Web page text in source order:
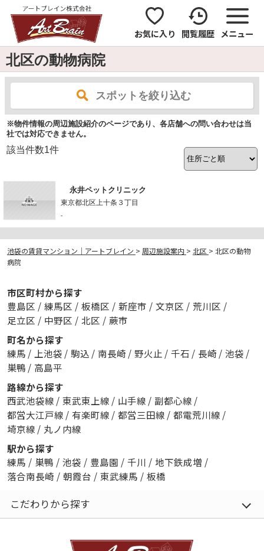
お気に入り 閲覧履歴 メニュー
北区の動物病院
スポットを絞り込む
※物件情報の周辺施設紹介のページであり、各店舗への問い合わせは当
社では対応できません。
該当件数1件
永井ペットクリニック
東京都北区上十条３丁目
-
池袋の賃貸マンション｜アートブレイン > 周辺施設案内 > 北区 > 北区の動物
病院
市区町村から探す
豊島区 / 練馬区 / 板橋区 / 新座市 / 文京区 / 荒川区 /
足立区 / 中野区 / 北区 / 蕨市
町名から探す
練馬 / 上池袋 / 駒込 / 南長崎 / 野火止 / 千石 / 長崎 / 池袋 /
巣鴨 / 高島平
路線から探す
西武池袋線 / 東武東上線 / 山手線 / 副都心線 /
都営大江戸線 / 有楽町線 / 都営三田線 / 都電荒川線 /
埼京線 / 丸ノ内線
駅から探す
練馬 / 巣鴨 / 池袋 / 豊島園 / 千川 / 地下鉄成増 /
落合南長崎 / 朝霞台 / 東武練馬 / 板橋
こだわりから探す